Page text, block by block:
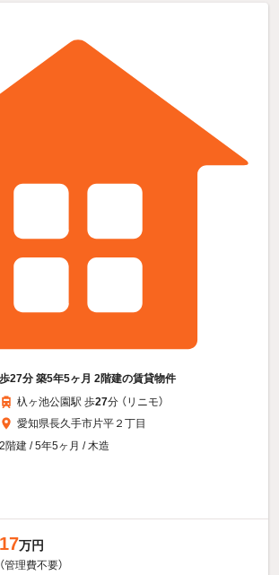
27分 築5年5ヶ月 2階建の賃貸物件
杁ヶ池公園駅 歩27分 （リニモ）
愛知県長久手市片平２丁目
2階建 / 5年5ヶ月 / 木造
17万円
（管理費不要）